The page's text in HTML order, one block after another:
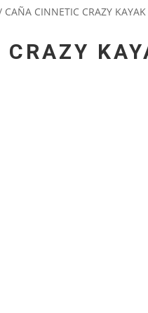
CAÑA CINNETIC CRAZY